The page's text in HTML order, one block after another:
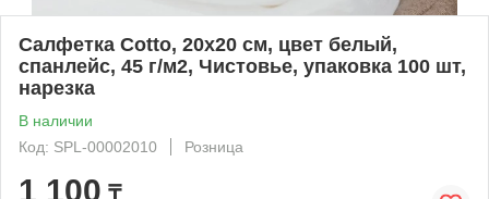
Салфетка Cotto, 20х20 см, цвет белый,
спанлейс, 45 г/м2, Чистовье, упаковка 100 шт,
нарезка
В наличии
Код: SPL-00002010
Розница
1 100